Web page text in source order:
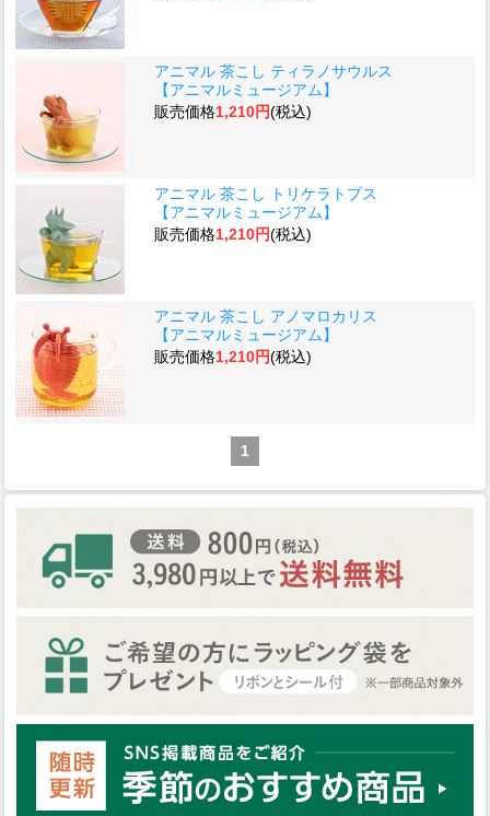
アニマル 茶こし ティラノサウルス
【アニマルミュージアム】
販売価格1,210円(税込)
アニマル 茶こし トリケラトプス
【アニマルミュージアム】
販売価格1,210円(税込)
アニマル 茶こし アノマロカリス
【アニマルミュージアム】
販売価格1,210円(税込)
1